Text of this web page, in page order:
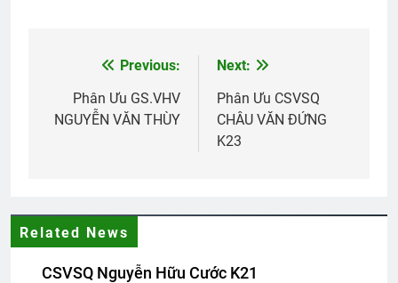
Thăm NT Phạm Dương Đạt K17
2 Years Ago
3 Years Ago
navigation
Previous:
Phân Ưu GS.VHV
NGUYỄN VĂN THÙY
Next:
Phân Ưu CSVSQ
CHÂU VĂN ĐỨNG
K23
Related News
CSVSQ Nguyễn Hữu Cước K21